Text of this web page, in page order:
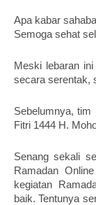
Apa kabar
Semoga sehat
Meski lebaran
secara serentak,
Sebelumnya, tim
Fitri 1444 H.
Senang sekali
Ramadan
kegiatan
baik. Tentunya